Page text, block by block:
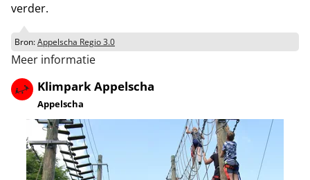
verder.
Bron:Appelscha Regio 3.0
Meer informatie
Klimpark Appelscha
Appelscha